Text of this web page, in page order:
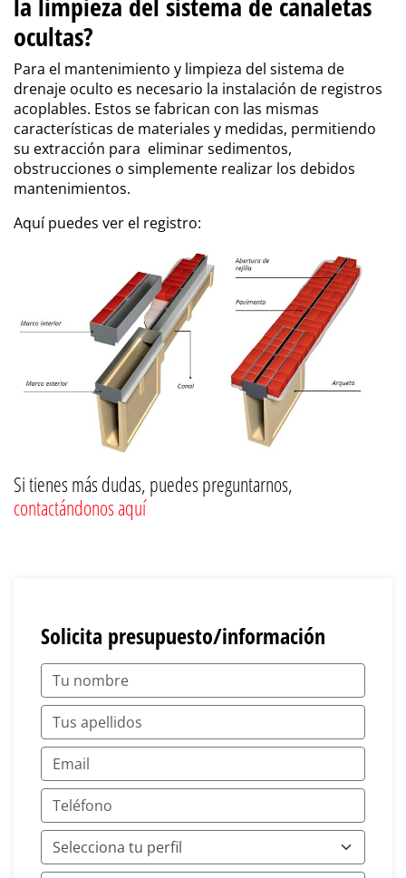
ocultas?
Para el mantenimiento y limpieza del sistema de
drenaje oculto es necesario la instalación de registros
acoplables. Estos se fabrican con las mismas
características de materiales y medidas, permitiendo
su extracción para eliminar sedimentos,
obstrucciones o simplemente realizar los debidos
mantenimientos.
Aquí puedes ver el registro:
Si tienes más dudas, puedes preguntarnos,
contactándonos aquí
Solicita presupuesto/información